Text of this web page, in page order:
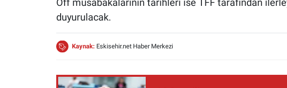
Off müsabakalarının tarihleri ise TFF tarafından
duyurulacak.
Kaynak: Eskisehir.net Haber Merkezi